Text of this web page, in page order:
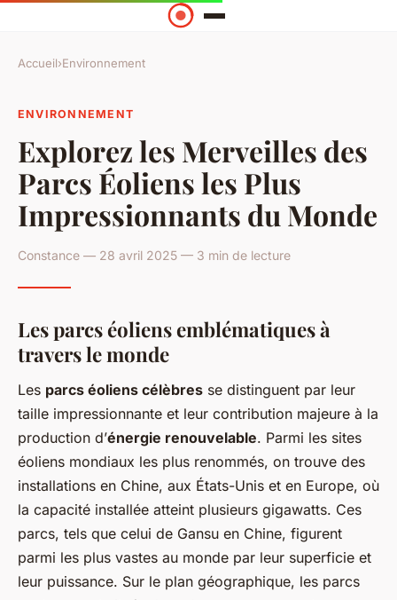
Accueil›Environnement
ENVIRONNEMENT
Explorez les Merveilles des
Parcs Éoliens les Plus
Impressionnants du Monde
Constance — 28 avril 2025 — 3 min de lecture
Les parcs éoliens emblématiques à
travers le monde
Les parcs éoliens célèbres se distinguent par leur
taille impressionnante et leur contribution majeure à la
production d’énergie renouvelable. Parmi les sites
éoliens mondiaux les plus renommés, on trouve des
installations en Chine, aux États-Unis et en Europe, où
la capacité installée atteint plusieurs gigawatts. Ces
parcs, tels que celui de Gansu en Chine, figurent
parmi les plus vastes au monde par leur superficie et
leur puissance. Sur le plan géographique, les parcs